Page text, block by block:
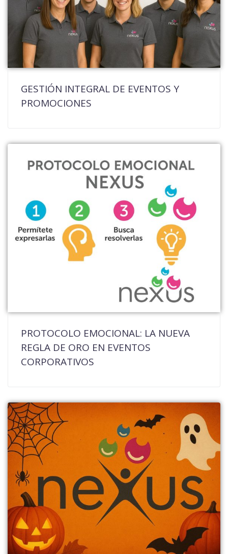
GESTIÓN INTEGRAL DE EVENTOS Y
PROMOCIONES
PROTOCOLO EMOCIONAL: LA NUEVA
REGLA DE ORO EN EVENTOS
CORPORATIVOS